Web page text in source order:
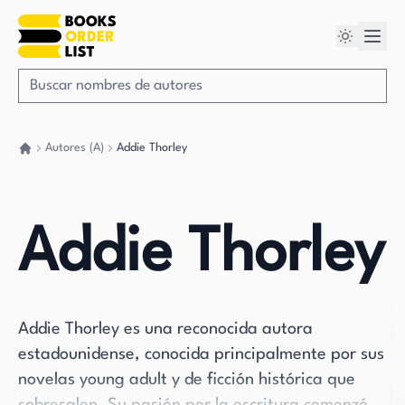
Autores (A) Addie Thorley
Addie Thorley
Addie Thorley es una reconocida autora
estadounidense, conocida principalmente por sus
novelas young adult y de ficción histórica que